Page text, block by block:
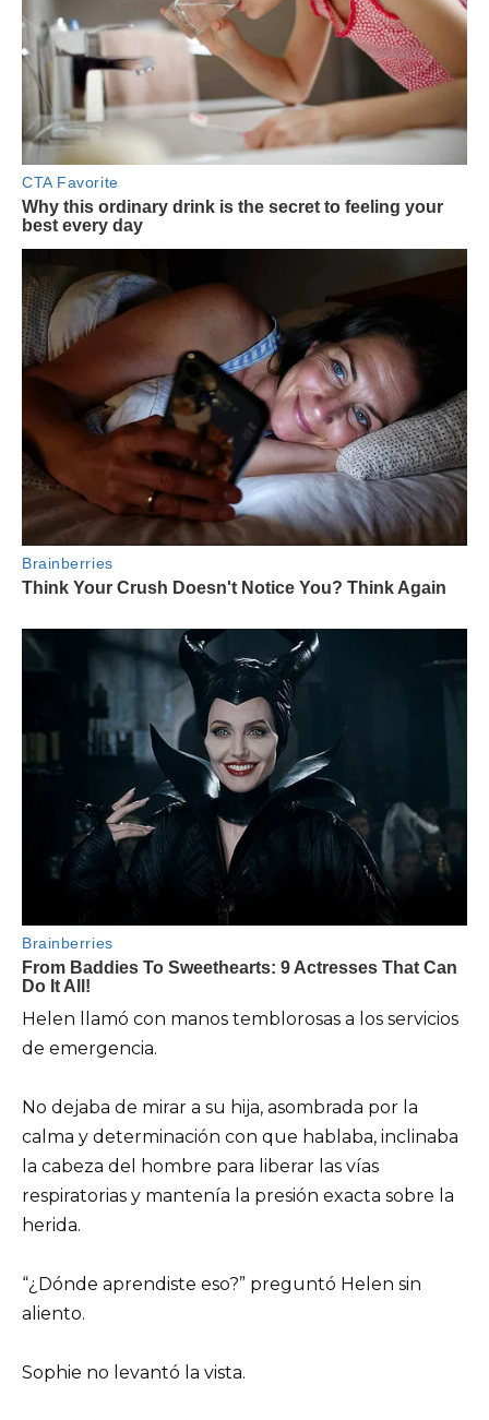
Helen llamó con manos temblorosas a los servicios
de emergencia.
No dejaba de mirar a su hija, asombrada por la
calma y determinación con que hablaba, inclinaba
la cabeza del hombre para liberar las vías
respiratorias y mantenía la presión exacta sobre la
herida.
“¿Dónde aprendiste eso?” preguntó Helen sin
aliento.
Sophie no levantó la vista.